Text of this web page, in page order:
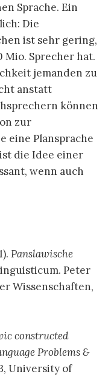
Sprache. Ein
Die
ist sehr gering,
Mio. Sprecher hat.
jemanden zu
anstatt
können
zur
eine Plansprache
die Idee einer
wenn auch
Panslawische
Peter
Wissenschaften,
constructed
Problems &
University of